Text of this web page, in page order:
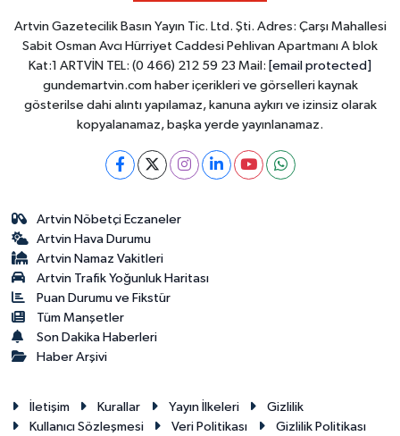
Artvin Gazetecilik Basın Yayın Tic. Ltd. Şti. Adres: Çarşı Mahallesi
Sabit Osman Avcı Hürriyet Caddesi Pehlivan Apartmanı A blok
Kat:1 ARTVİN TEL: (0 466) 212 59 23 Mail: [email protected]
gundemartvin.com haber içerikleri ve görselleri kaynak
gösterilse dahi alıntı yapılamaz, kanuna aykırı ve izinsiz olarak
kopyalanamaz, başka yerde yayınlanamaz.
Artvin Nöbetçi Eczaneler
Artvin Hava Durumu
Artvin Namaz Vakitleri
Artvin Trafik Yoğunluk Haritası
Puan Durumu ve Fikstür
Tüm Manşetler
Son Dakika Haberleri
Haber Arşivi
İletişim Kurallar Yayın İlkeleri
Gizlilik
Kullanıcı Sözleşmesi
Veri Politikası
Gizlilik Politikası